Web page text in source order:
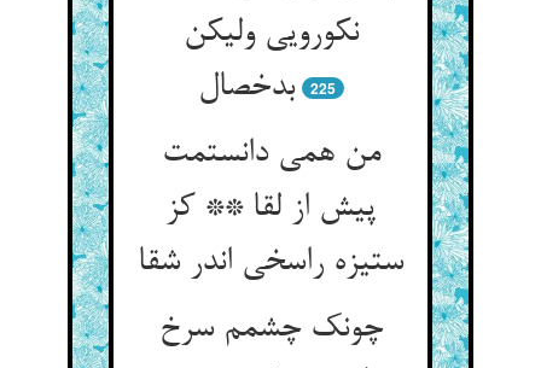
نکورویی ولیکن
بدخصال
225
من همی دانستمت
پیش از لقا ** کز
ستیزه راسخی اندر شقا
چونک چشمم سرخ